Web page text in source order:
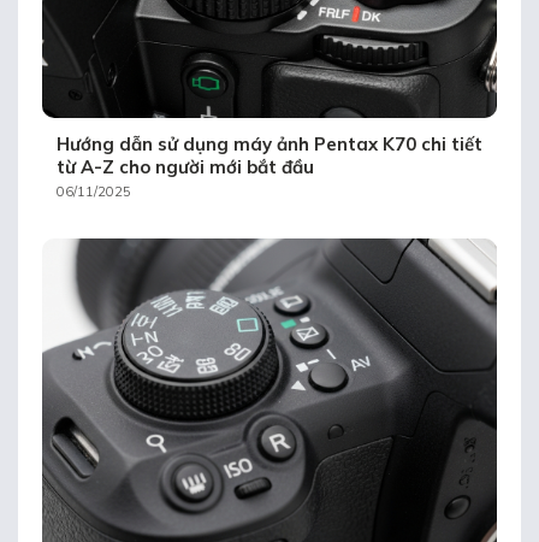
Hướng dẫn sử dụng máy ảnh Pentax K70 chi tiết
từ A-Z cho người mới bắt đầu
06/11/2025